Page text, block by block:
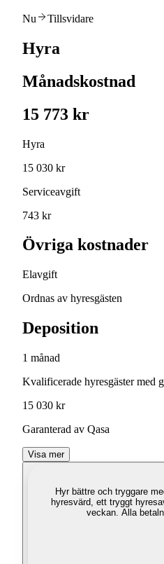
Nu Tillsvidare
Hyra
Månadskostnad
15 773 kr
Hyra
15 030 kr
Serviceavgift
743 kr
Övriga kostnader
Elavgift
Ordnas av hyresgästen
Deposition
1 månad
Kvalificerade hyresgäster med
15 030 kr
Garanterad av Qasa
Visa mer
Hyr bättre och tryggare
hyresvärd, ett tryggt
veckan. Alla